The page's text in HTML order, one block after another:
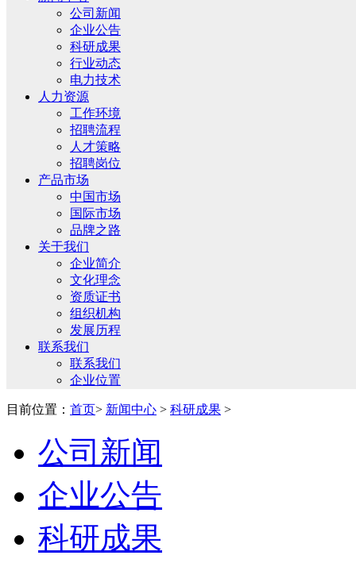
公司新闻
企业公告
科研成果
行业动态
电力技术
人力资源
工作环境
招聘流程
人才策略
招聘岗位
产品市场
中国市场
国际市场
品牌之路
关于我们
企业简介
文化理念
资质证书
组织机构
发展历程
联系我们
联系我们
企业位置
目前位置： 首页> 新闻中心 > 科研成果 >
公司新闻
企业公告
科研成果